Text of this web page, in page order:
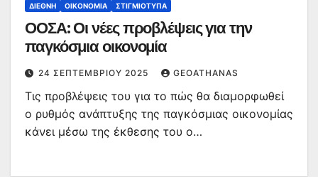
ΔΙΕΘΝΉ ΟΙΚΟΝΟΜΊΑ ΣΤΙΓΜΙΌΤΥΠΑ
ΟΟΣΑ: Οι νέες προβλέψεις για την
παγκόσμια οικονομία
24 ΣΕΠΤΕΜΒΡΊΟΥ 2025 GEOATHANAS
Τις προβλέψεις του για το πώς θα διαμορφωθεί
ο ρυθμός ανάπτυξης της παγκόσμιας οικονομίας
κάνει μέσω της έκθεσης του ο…